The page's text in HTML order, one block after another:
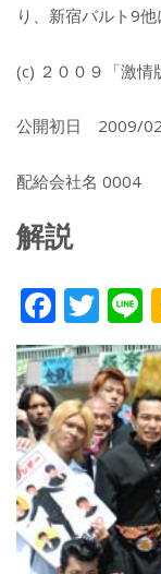
り、新宿バルト9
(c) ２００９「激情
公開初日 2009/
配給会社名 0004
解説
F
ac
e
b
o
o
k
T
w
itt
er
e